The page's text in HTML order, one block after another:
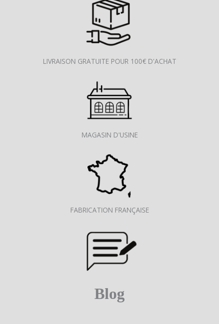
LIVRAISON GRATUITE POUR 100€ D'ACHAT
MAGASIN D'USINE
FABRICATION FRANÇAISE
Blog